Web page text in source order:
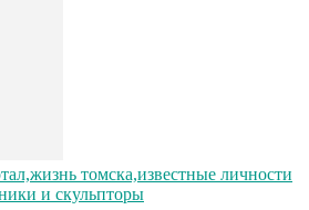
томска,известные личности
и скульпторы